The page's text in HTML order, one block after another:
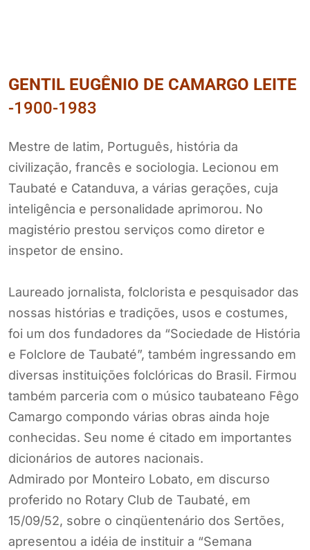
GENTIL EUGÊNIO DE CAMARGO LEITE
-1900-1983
Mestre de latim, Português, história da
civilização, francês e sociologia. Lecionou em
Taubaté e Catanduva, a várias gerações, cuja
inteligência e personalidade aprimorou. No
magistério prestou serviços como diretor e
inspetor de ensino.
Laureado jornalista, folclorista e pesquisador das
nossas histórias e tradições, usos e costumes,
foi um dos fundadores da “Sociedade de História
e Folclore de Taubaté”, também ingressando em
diversas instituições folclóricas do Brasil. Firmou
também parceria com o músico taubateano Fêgo
Camargo compondo várias obras ainda hoje
conhecidas. Seu nome é citado em importantes
dicionários de autores nacionais.
Admirado por Monteiro Lobato, em discurso
proferido no Rotary Club de Taubaté, em
15/09/52, sobre o cinqüentenário dos Sertões,
apresentou a idéia de instituir a “Semana